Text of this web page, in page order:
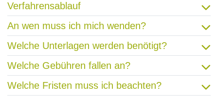
Verfahrensablauf
An wen muss ich mich wenden?
Welche Unterlagen werden benötigt?
Welche Gebühren fallen an?
Welche Fristen muss ich beachten?